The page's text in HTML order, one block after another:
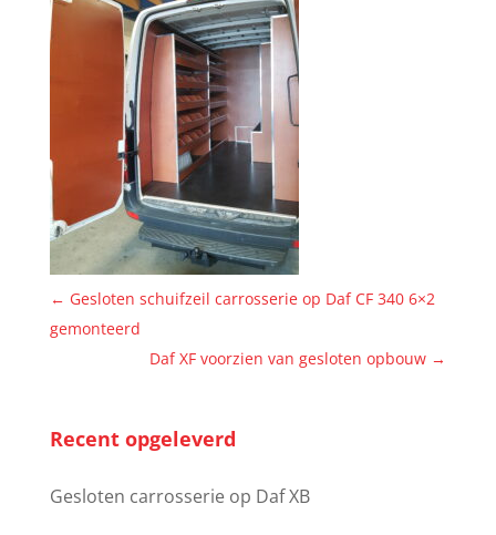
← Gesloten schuifzeil carrosserie op Daf CF 340 6×2
gemonteerd
Daf XF voorzien van gesloten opbouw →
Recent opgeleverd
Gesloten carrosserie op Daf XB